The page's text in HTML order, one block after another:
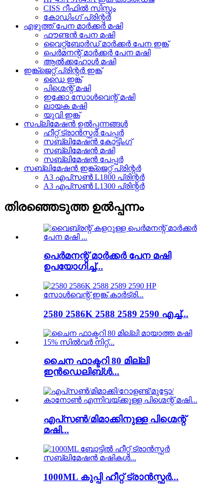
CISS റീഫിൽ സിസ്റ്റം
കോഡിംഗ് പ്രിന്റർ
എഴുത്ത് പേന മാർക്കർ മഷി
ഫൗണ്ടൻ പേന മഷി
വൈറ്റ്‌ബോർഡ് മാർക്കർ പേന ഇങ്ക്
പെർമനന്റ് മാർക്കർ പേന മഷി
ആൽക്കഹോൾ മഷി
ഇങ്ക്ജെറ്റ് പ്രിന്റർ ഇങ്ക്
ഡൈ ഇങ്ക്
പിഗ്മെന്റ് മഷി
ഇക്കോ സോൾവെന്റ് മഷി
ലായക മഷി
യുവി ഇങ്ക്
സപ്ലിമേഷൻ ഉൽപ്പന്നങ്ങൾ
ഹീറ്റ് ട്രാൻസ്ഫർ പേപ്പർ
സബ്ലിമേഷൻ കോട്ടിംഗ്
സബ്ലിമേഷൻ മഷി
സബ്ലിമേഷൻ പേപ്പർ
സബ്ലിമേഷൻ ഇങ്ക്ജെറ്റ് പ്രിന്റർ
A3 എപ്‌സൺ L1800 പ്രിന്റർ
A3 എപ്‌സൺ L1300 പ്രിന്റർ
തിരഞ്ഞെടുത്ത ഉൽപ്പന്നം
പെർമനന്റ് മാർക്കർ പേന മഷി
ഉപയോഗിച്ച്...
2580 2586K 2588 2589 2590 എച്ച്...
ചൈന ഫാക്ടറി 80 മില്ലി
ഇൻഡെലിബ്ൾ...
എപ്‌സൺ/മിമാക്കിനുള്ള പിഗ്മെന്റ്
മഷി...
1000ML കുപ്പി ഹീറ്റ് ട്രാൻസ്ഫർ...